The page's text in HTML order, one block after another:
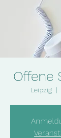
Offene
  |
Leipzig